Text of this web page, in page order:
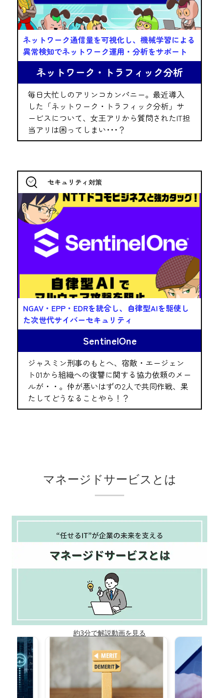
ネットワーク通信量を可視化し、機械学習による
異常検知でネットワーク運用・分析をサポート
ネットワーク・トラフィック分析
毎日大忙しのアリンコカンパニー。最近導入
した「ネットワーク・トラフィック分析」サ
ービスについて、女王アリから質問されたIT担
当アリは困ってしまい･･･？
セキュリティ対策
NGAV・EPP・EDRを統合し、自律型AIを駆使し
た次世代サイバーセキュリティ
SentinelOne
ジャスミン刑事のもとへ、宿敵・エージェン
ト01から組織への復讐に関する協力依頼のメー
ルが・・。仲が悪いはずの2人で共同作戦、果
たしてどうなることやら！？
マネージドサービスとは
約3分で解説動画を見る